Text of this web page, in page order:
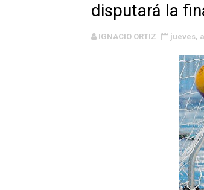
WWE
Canadian
EFA y
Grandes
disputará la
IGNACIO ORTIZ jueves,